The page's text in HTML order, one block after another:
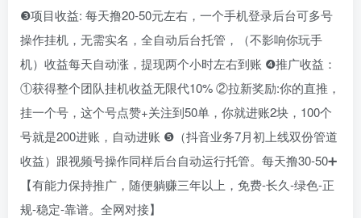
❸项目收益: 每天撸20-50元左右，一个手机登录后台可多号
操作挂机，无需实名，全自动后台托管，（不影响你玩手
机）收益每天自动涨，提现两个小时左右到账 ❹推广收益：
①获得整个团队挂机收益无限代10% ②拉新奖励:你的直推，
挂一个号，这个号点赞+关注到50单，你就进账2块，100个
号就是200进账，自动进账 ❺（抖音业务7月初上线双份管道
收益）跟视频号操作同样后台自动运行托管。每天撸30-50➕
【有能力保持推广，随便躺赚三年以上，免费-长久-绿色-正
规-稳定-靠谱。全网对接】